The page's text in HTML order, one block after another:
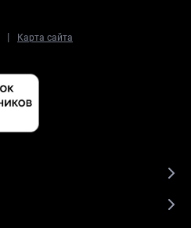
| Карта сайта